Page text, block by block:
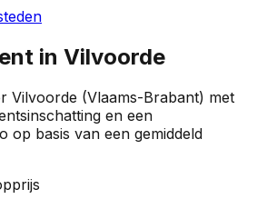
in Vilvoorde
Vilvoorde (Vlaams-Brabant) met
en een
op basis van een gemiddeld